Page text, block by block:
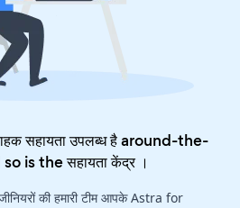
सहायता उपलब्ध है around-the-
so is theसहायता केंद्र।
की हमारी टीम आपके Astra for